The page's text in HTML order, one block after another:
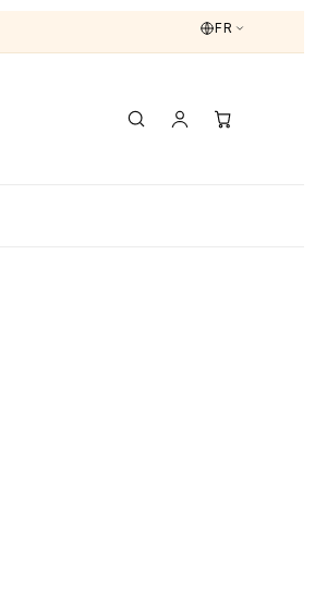
FR